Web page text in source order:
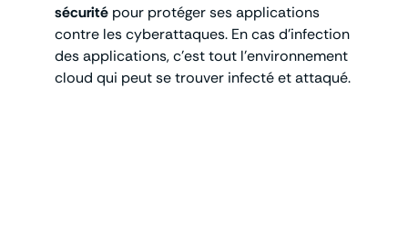
sécurité pour protéger ses applications
contre les cyberattaques. En cas d’infection
des applications, c’est tout l’environnement
cloud qui peut se trouver infecté et attaqué.